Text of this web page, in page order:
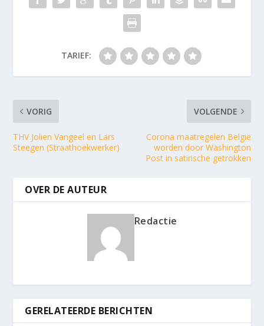
TARIEF:
VORIG
THV Jolien Vangeel en Lars
Steegen (Straathoekwerker)
VOLGENDE
Corona maatregelen België
worden door Washington
Post in satirische getrokken
OVER DE AUTEUR
Redactie
GERELATEERDE BERICHTEN